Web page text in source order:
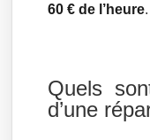
60 € de l’heure.
Quels
d’une